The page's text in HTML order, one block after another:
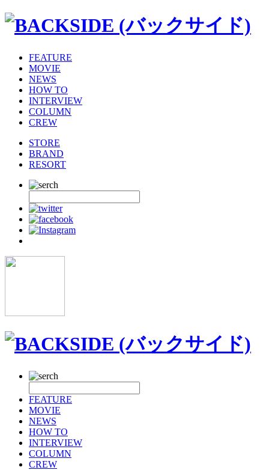
FEATURE
MOVIE
NEWS
HOW TO
INTERVIEW
COLUMN
CREW
STORE
BRAND
RESORT
FEATURE
MOVIE
NEWS
HOW TO
INTERVIEW
COLUMN
CREW